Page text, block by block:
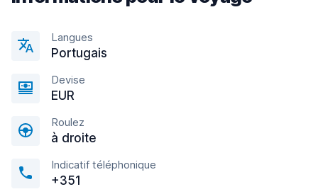
Langues
Portugais
Devise
EUR
Roulez
à droite
Indicatif téléphonique
+351